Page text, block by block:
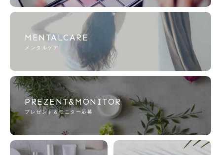
MENTALCARE
メンタルケア
PREZENT&MONITOR
プレゼント＆モニター応募